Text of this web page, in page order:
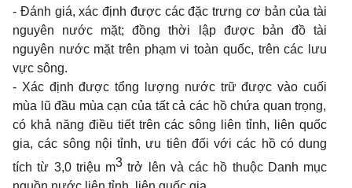
- Đánh giá, xác định được các đặc trưng cơ bản của tài
nguyên nước mặt; đồng thời lập được bản đồ tài
nguyên nước mặt trên phạm vi toàn quốc, trên các lưu
vực sông.
- Xác định được tổng lượng nước trữ được vào cuối
mùa l ũ đầu mùa cạn của tất cả các hồ chứa quan trọng,
có khả năng điều tiết trên các sông liên tỉnh, liên quốc
gia, các sông nội tỉnh, ưu tiên đối với các hồ có dung
tích từ 3,0 triệu m3 trở lên và các hồ thuộc Danh mục